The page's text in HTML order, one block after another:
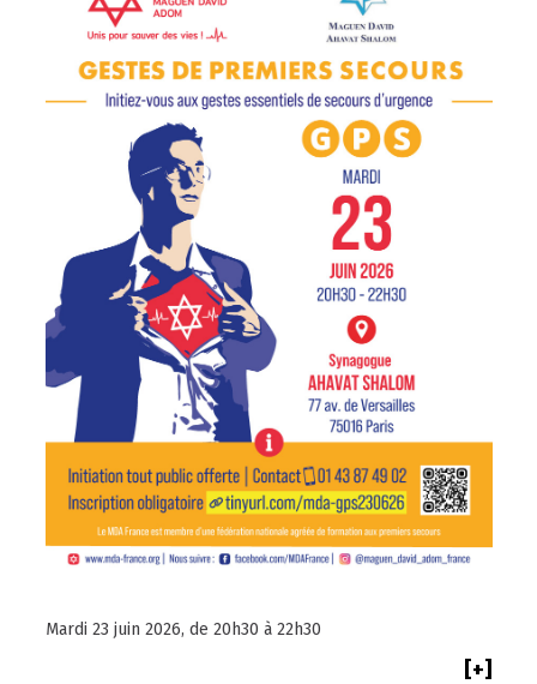
Mardi 23 juin 2026, de 20h30 à 22h30
[+]